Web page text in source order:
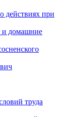
при
и домашние
труда